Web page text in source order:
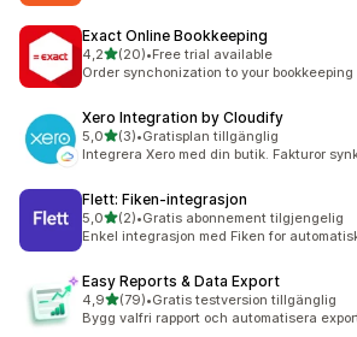
Exact Online Bookkeeping
4,2av 5 stjärnor
(20)
20 recensioner totalt
•Free trial available
Order synchonization to your
Xero Integration by Cloudify
5,0av 5 stjärnor
(3)
3 recensioner totalt
•Gratisplan tillgänglig
Integrera Xero med din butik. Fakturor
Flett: Fiken‑integrasjon
5,0av 5 stjärnor
(2)
2 recensioner totalt
•Gratis abonnement tilgjengelig
Enkel integrasjon med Fiken for
Easy Reports & Data Export
4,9av 5 stjärnor
(79)
79 recensioner totalt
•Gratis testversion tillgänglig
Bygg valfri rapport och automatisera